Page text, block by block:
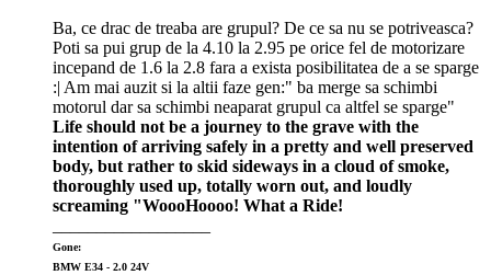
Ba, ce drac de treaba are grupul? De ce sa nu se potriveasca?
Poti sa pui grup de la 4.10 la 2.95 pe orice fel de motorizare
incepand de 1.6 la 2.8 fara a exista posibilitatea de a se sparge
:| Am mai auzit si la altii faze gen:" ba merge sa schimbi
motorul dar sa schimbi neaparat grupul ca altfel se sparge"
Life should not be a journey to the grave with the
intention of arriving safely in a pretty and well preserved
body, but rather to skid sideways in a cloud of smoke,
thoroughly used up, totally worn out, and loudly
screaming "WoooHoooo! What a Ride!
Gone:
BMW E34 - 2.0 24V